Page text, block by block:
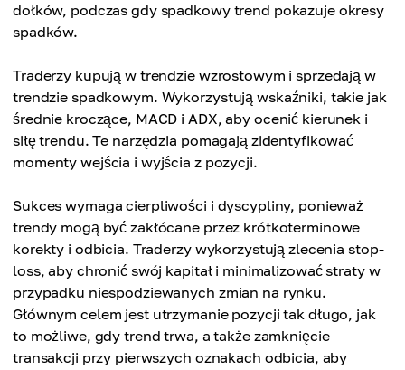
dołków, podczas gdy spadkowy trend pokazuje okresy
spadków.
Traderzy kupują w trendzie wzrostowym i sprzedają w
trendzie spadkowym. Wykorzystują wskaźniki, takie jak
średnie kroczące, MACD i ADX, aby ocenić kierunek i
siłę trendu. Te narzędzia pomagają zidentyfikować
momenty wejścia i wyjścia z pozycji.
Sukces wymaga cierpliwości i dyscypliny, ponieważ
trendy mogą być zakłócane przez krótkoterminowe
korekty i odbicia. Traderzy wykorzystują zlecenia stop-
loss, aby chronić swój kapitał i minimalizować straty w
przypadku niespodziewanych zmian na rynku.
Głównym celem jest utrzymanie pozycji tak długo, jak
to możliwe, gdy trend trwa, a także zamknięcie
transakcji przy pierwszych oznakach odbicia, aby